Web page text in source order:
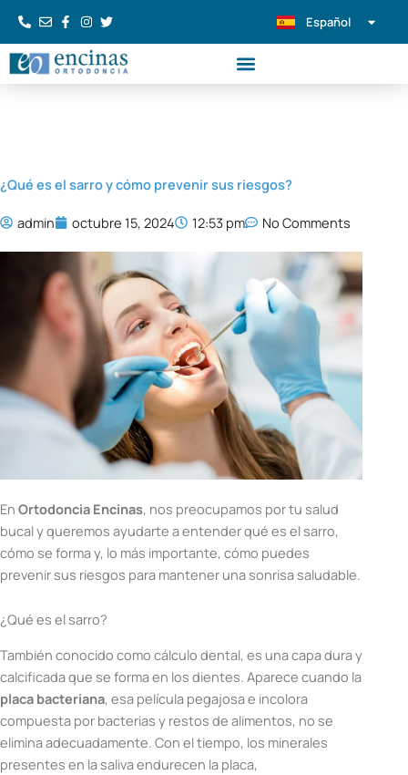
contenido
Español
Português
¿Qué es el sarro y cómo prevenir sus riesgos?
admin octubre 15, 2024 12:53 pm No Comments
En Ortodoncia Encinas, nos preocupamos por tu salud
bucal y queremos ayudarte a entender qué es el sarro,
cómo se forma y, lo más importante, cómo puedes
prevenir sus riesgos para mantener una sonrisa saludable.
¿Qué es el sarro?
También conocido como cálculo dental, es una capa dura y
calcificada que se forma en los dientes. Aparece cuando la
placa bacteriana, esa película pegajosa e incolora
compuesta por bacterias y restos de alimentos, no se
elimina adecuadamente. Con el tiempo, los minerales
presentes en la saliva endurecen la placa,